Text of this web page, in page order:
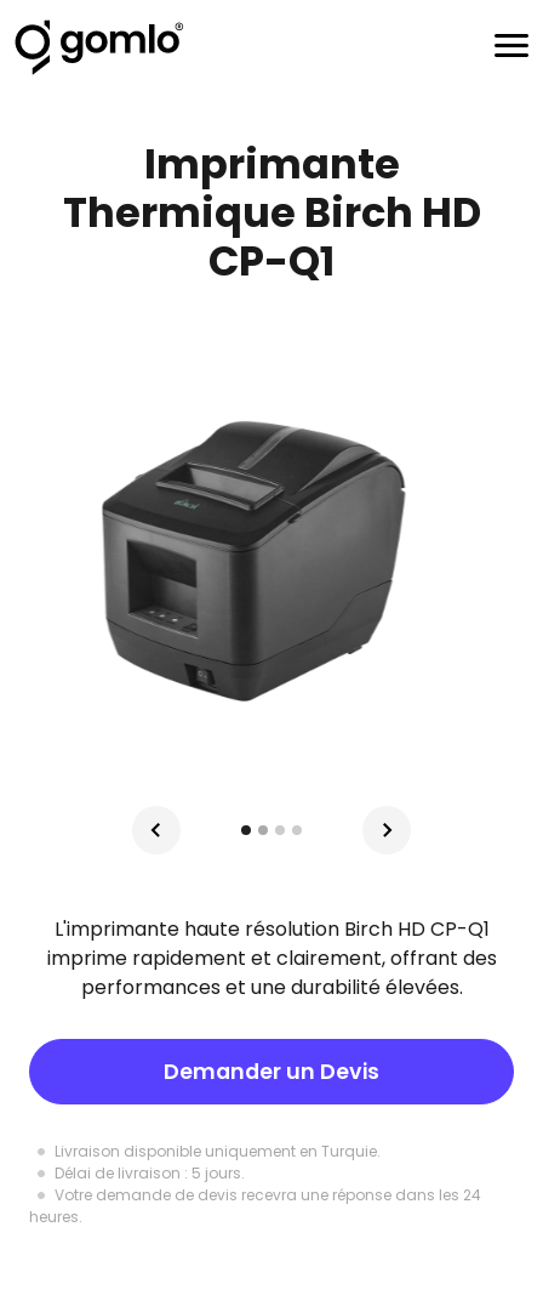
Imprimante
Thermique Birch HD
CP-Q1
L'imprimante haute résolution Birch HD CP-Q1
imprime rapidement et clairement, offrant des
performances et une durabilité élevées.
Demander un Devis
Livraison disponible uniquement en Turquie.
Délai de livraison : 5 jours.
Votre demande de devis recevra une réponse dans les 24
heures.